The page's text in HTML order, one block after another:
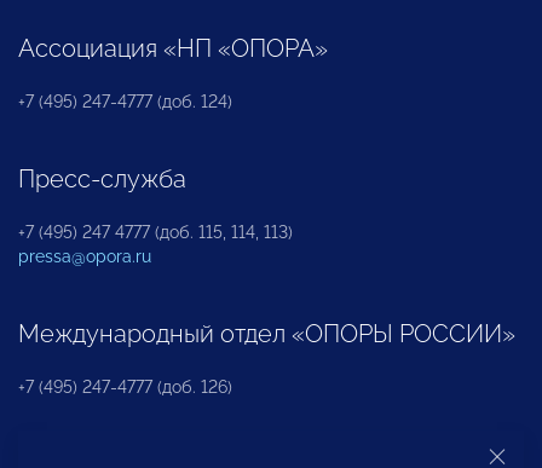
Ассоциация «НП «ОПОРА»
+7 (495) 247-4777 (доб. 124)
Пресс-служба
+7 (495) 247 4777 (доб. 115, 114, 113)
pressa@opora.ru
Международный отдел «ОПОРЫ РОССИИ»
+7 (495) 247-4777 (доб. 126)